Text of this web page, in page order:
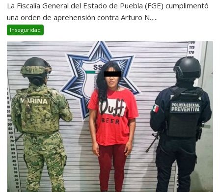
La Fiscalía General del Estado de Puebla (FGE) cumplimentó
una orden de aprehensión contra Arturo N.,...
Inseguridad